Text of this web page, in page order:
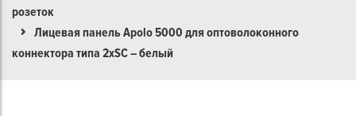
розеток
Лицевая панель Apolo 5000 для оптоволоконного
коннектора типа 2хSC – белый